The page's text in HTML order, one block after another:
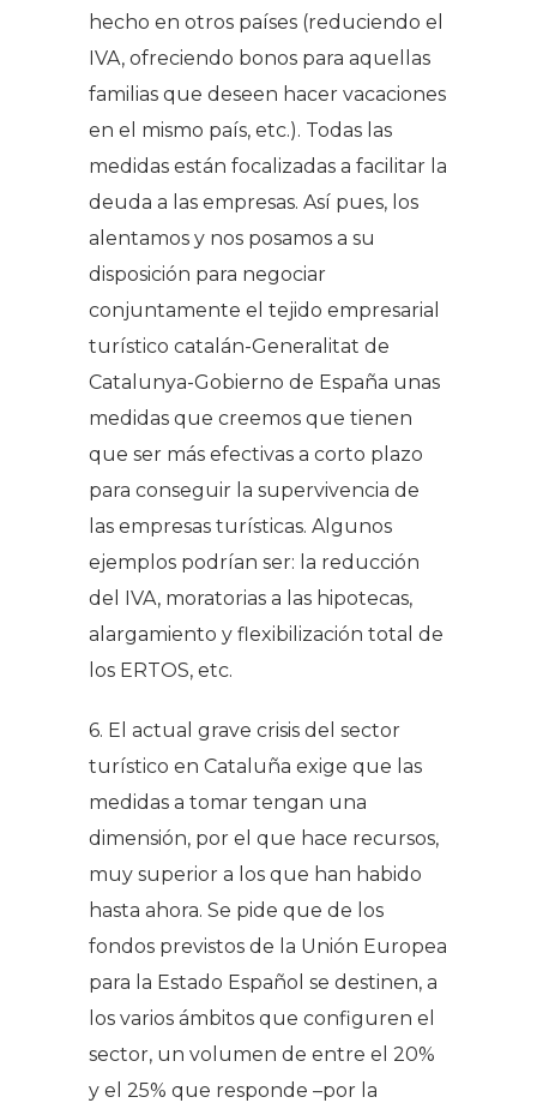
hecho en otros países (reduciendo el
IVA, ofreciendo bonos para aquellas
familias que deseen hacer vacaciones
en el mismo país, etc.). Todas las
medidas están focalizadas a facilitar la
deuda a las empresas. Así pues, los
alentamos y nos posamos a su
disposición para negociar
conjuntamente el tejido empresarial
turístico catalán-Generalitat de
Catalunya-Gobierno de España unas
medidas que creemos que tienen
que ser más efectivas a corto plazo
para conseguir la supervivencia de
las empresas turísticas. Algunos
ejemplos podrían ser: la reducción
del IVA, moratorias a las hipotecas,
alargamiento y flexibilización total de
los ERTOS, etc.
6. El actual grave crisis del sector
turístico en Cataluña exige que las
medidas a tomar tengan una
dimensión, por el que hace recursos,
muy superior a los que han habido
hasta ahora. Se pide que de los
fondos previstos de la Unión Europea
para la Estado Español se destinen, a
los varios ámbitos que configuren el
sector, un volumen de entre el 20%
y el 25% que responde –por la